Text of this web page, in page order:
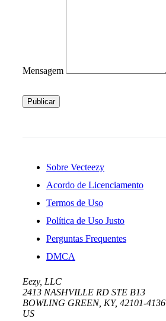
Mensagem
Publicar
Sobre Vecteezy
Acordo de Licenciamento
Termos de Uso
Política de Uso Justo
Perguntas Frequentes
DMCA
Eezy, LLC
2413 NASHVILLE RD STE B13
BOWLING GREEN, KY, 42101-4136
US